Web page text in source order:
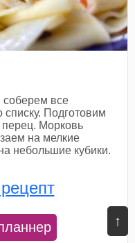
↑
соберем все
Подготовим
Морковь
на мелкие
небольшие кубики.